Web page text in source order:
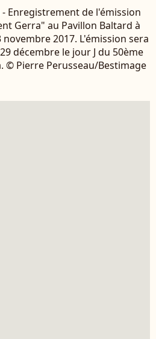
Enregistrement de l'émission
Gerra" au Pavillon Baltard à
2017. L'émission sera
décembre le jour J du 50ème
© Pierre Perusseau/Bestimage